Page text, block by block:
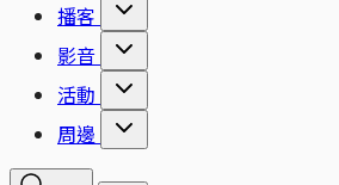
播客
影音
活動
周邊